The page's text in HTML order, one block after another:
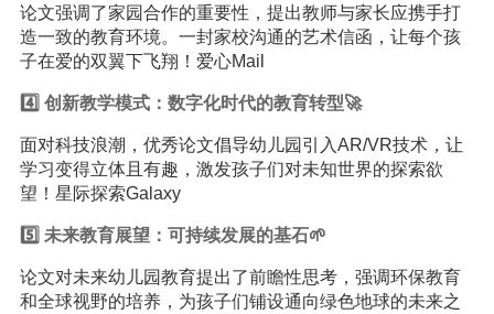
论文强调了家园合作的重要性，提出教师与家长应携手打
造一致的教育环境。一封家校沟通的艺术信函，让每个孩
子在爱的双翼下飞翔！爱心Mail
4️⃣ 创新教学模式：数字化时代的教育转型🚀
面对科技浪潮，优秀论文倡导幼儿园引入AR/VR技术，让
学习变得立体且有趣，激发孩子们对未知世界的探索欲
望！星际探索Galaxy
5️⃣ 未来教育展望：可持续发展的基石🌱
论文对未来幼儿园教育提出了前瞻性思考，强调环保教育
和全球视野的培养，为孩子们铺设通向绿色地球的未来之